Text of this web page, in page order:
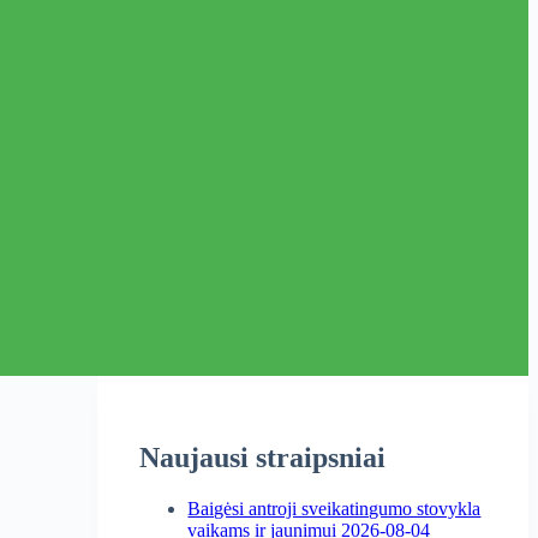
Naujausi straipsniai
Baigėsi antroji sveikatingumo stovykla
vaikams ir jaunimui 2026-08-04